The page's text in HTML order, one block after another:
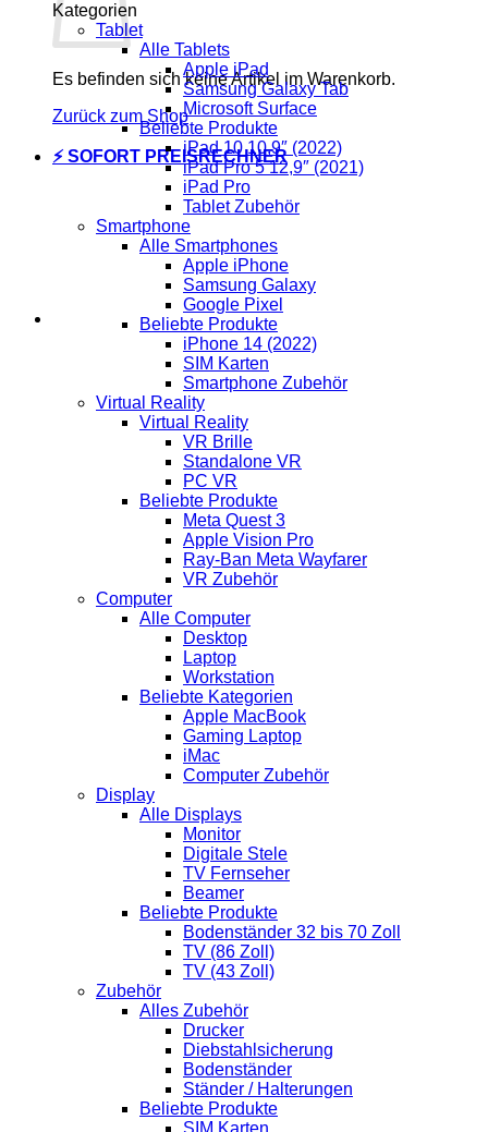
Es befinden sich keine Artikel im Warenkorb.
Zurück zum Shop
⚡ SOFORT PREISRECHNER
Kategorien
Tablet
Alle Tablets
Apple iPad
Samsung Galaxy Tab
Microsoft Surface
Beliebte Produkte
iPad 10 10,9″ (2022)
iPad Pro 5 12,9″ (2021)
iPad Pro
Tablet Zubehör
Smartphone
Alle Smartphones
Apple iPhone
Samsung Galaxy
Google Pixel
Beliebte Produkte
iPhone 14 (2022)
SIM Karten
Smartphone Zubehör
Virtual Reality
Virtual Reality
VR Brille
Standalone VR
PC VR
Beliebte Produkte
Meta Quest 3
Apple Vision Pro
Ray-Ban Meta Wayfarer
VR Zubehör
Computer
Alle Computer
Desktop
Laptop
Workstation
Beliebte Kategorien
Apple MacBook
Gaming Laptop
iMac
Computer Zubehör
Display
Alle Displays
Monitor
Digitale Stele
TV Fernseher
Beamer
Beliebte Produkte
Bodenständer 32 bis 70 Zoll
TV (86 Zoll)
TV (43 Zoll)
Zubehör
Alles Zubehör
Drucker
Diebstahlsicherung
Bodenständer
Ständer / Halterungen
Beliebte Produkte
SIM Karten